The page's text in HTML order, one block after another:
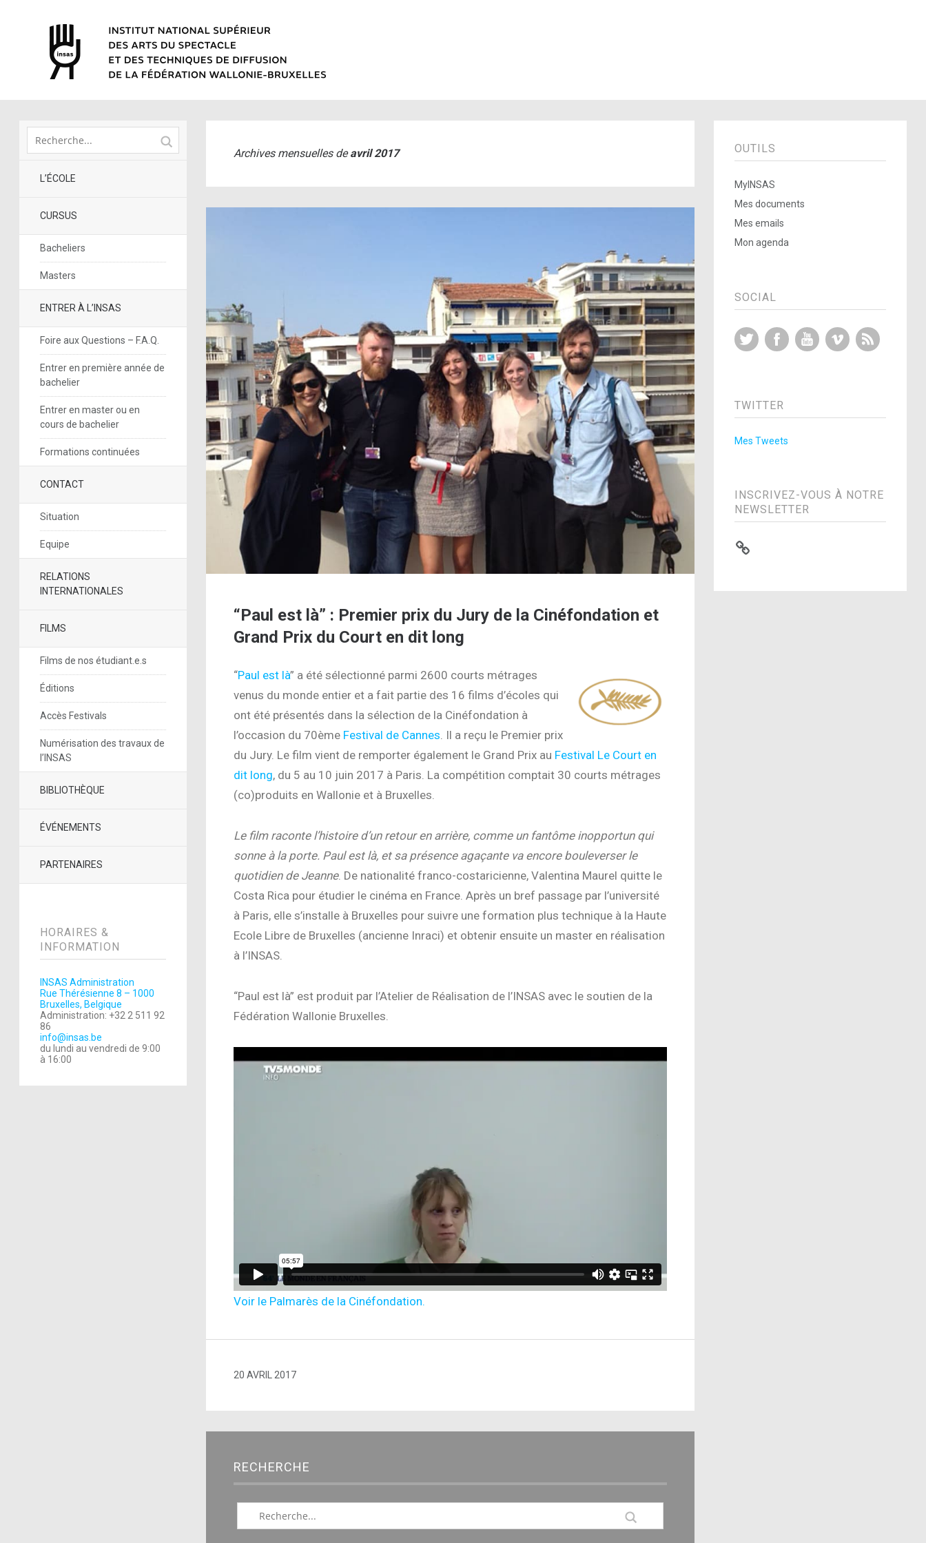
L’ÉCOLE
CURSUS
Bacheliers
Masters
ENTRER À L’INSAS
Foire aux Questions – F.A.Q.
Entrer en première année de
bachelier
Entrer en master ou en
cours de bachelier
Formations continuées
CONTACT
Situation
Equipe
RELATIONS
INTERNATIONALES
FILMS
Films de nos étudiant.e.s
Éditions
Accès Festivals
Numérisation des travaux de
l’INSAS
BIBLIOTHÈQUE
ÉVÉNEMENTS
PARTENAIRES
HORAIRES &
INFORMATION
INSAS Administration
Rue Thérésienne 8 – 1000
Bruxelles, Belgique
Administration: +32 2 511 92
86
info@insas.be
du lundi au vendredi de 9:00
à 16:00
Archives mensuelles deavril 2017
“Paul est là” : Premier prix du Jury de la Cinéfondation et
Grand Prix du Court en dit long
“Paul est là” a été sélectionné parmi 2600 courts métrages
venus du monde entier et a fait partie des 16 films d’écoles qui
ont été présentés dans la sélection de la Cinéfondation à
l’occasion du 70ème Festival de Cannes. Il a reçu le Premier prix
du Jury. Le film vient de remporter également le Grand Prix au Festival Le Court en
dit long, du 5 au 10 juin 2017 à Paris. La compétition comptait 30 courts métrages
(co)produits en Wallonie et à Bruxelles.
Le film raconte l’histoire d’un retour en arrière, comme un fantôme inopportun qui
sonne à la porte. Paul est là, et sa présence agaçante va encore bouleverser le
quotidien de Jeanne. De nationalité franco-costaricienne, Valentina Maurel quitte le
Costa Rica pour étudier le cinéma en France. Après un bref passage par l’université
à Paris, elle s’installe à Bruxelles pour suivre une formation plus technique à la Haute
Ecole Libre de Bruxelles (ancienne Inraci) et obtenir ensuite un master en réalisation
à l’INSAS.
“Paul est là” est produit par l’Atelier de Réalisation de l’INSAS avec le soutien de la
Fédération Wallonie Bruxelles.
Voir le Palmarès de la Cinéfondation.
20 AVRIL 2017
RECHERCHE
OUTILS
MyINSAS
Mes documents
Mes emails
Mon agenda
SOCIAL
Twitter FacebookYouTubeVimeo
TWITTER
Mes Tweets
INSCRIVEZ-VOUS À NOTRE
NEWSLETTER